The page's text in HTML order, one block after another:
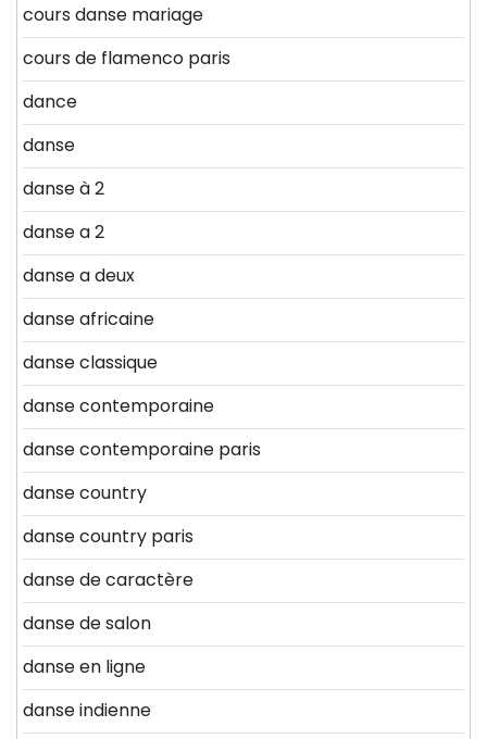
cours danse mariage
cours de flamenco paris
dance
danse
danse à 2
danse a 2
danse a deux
danse africaine
danse classique
danse contemporaine
danse contemporaine paris
danse country
danse country paris
danse de caractère
danse de salon
danse en ligne
danse indienne